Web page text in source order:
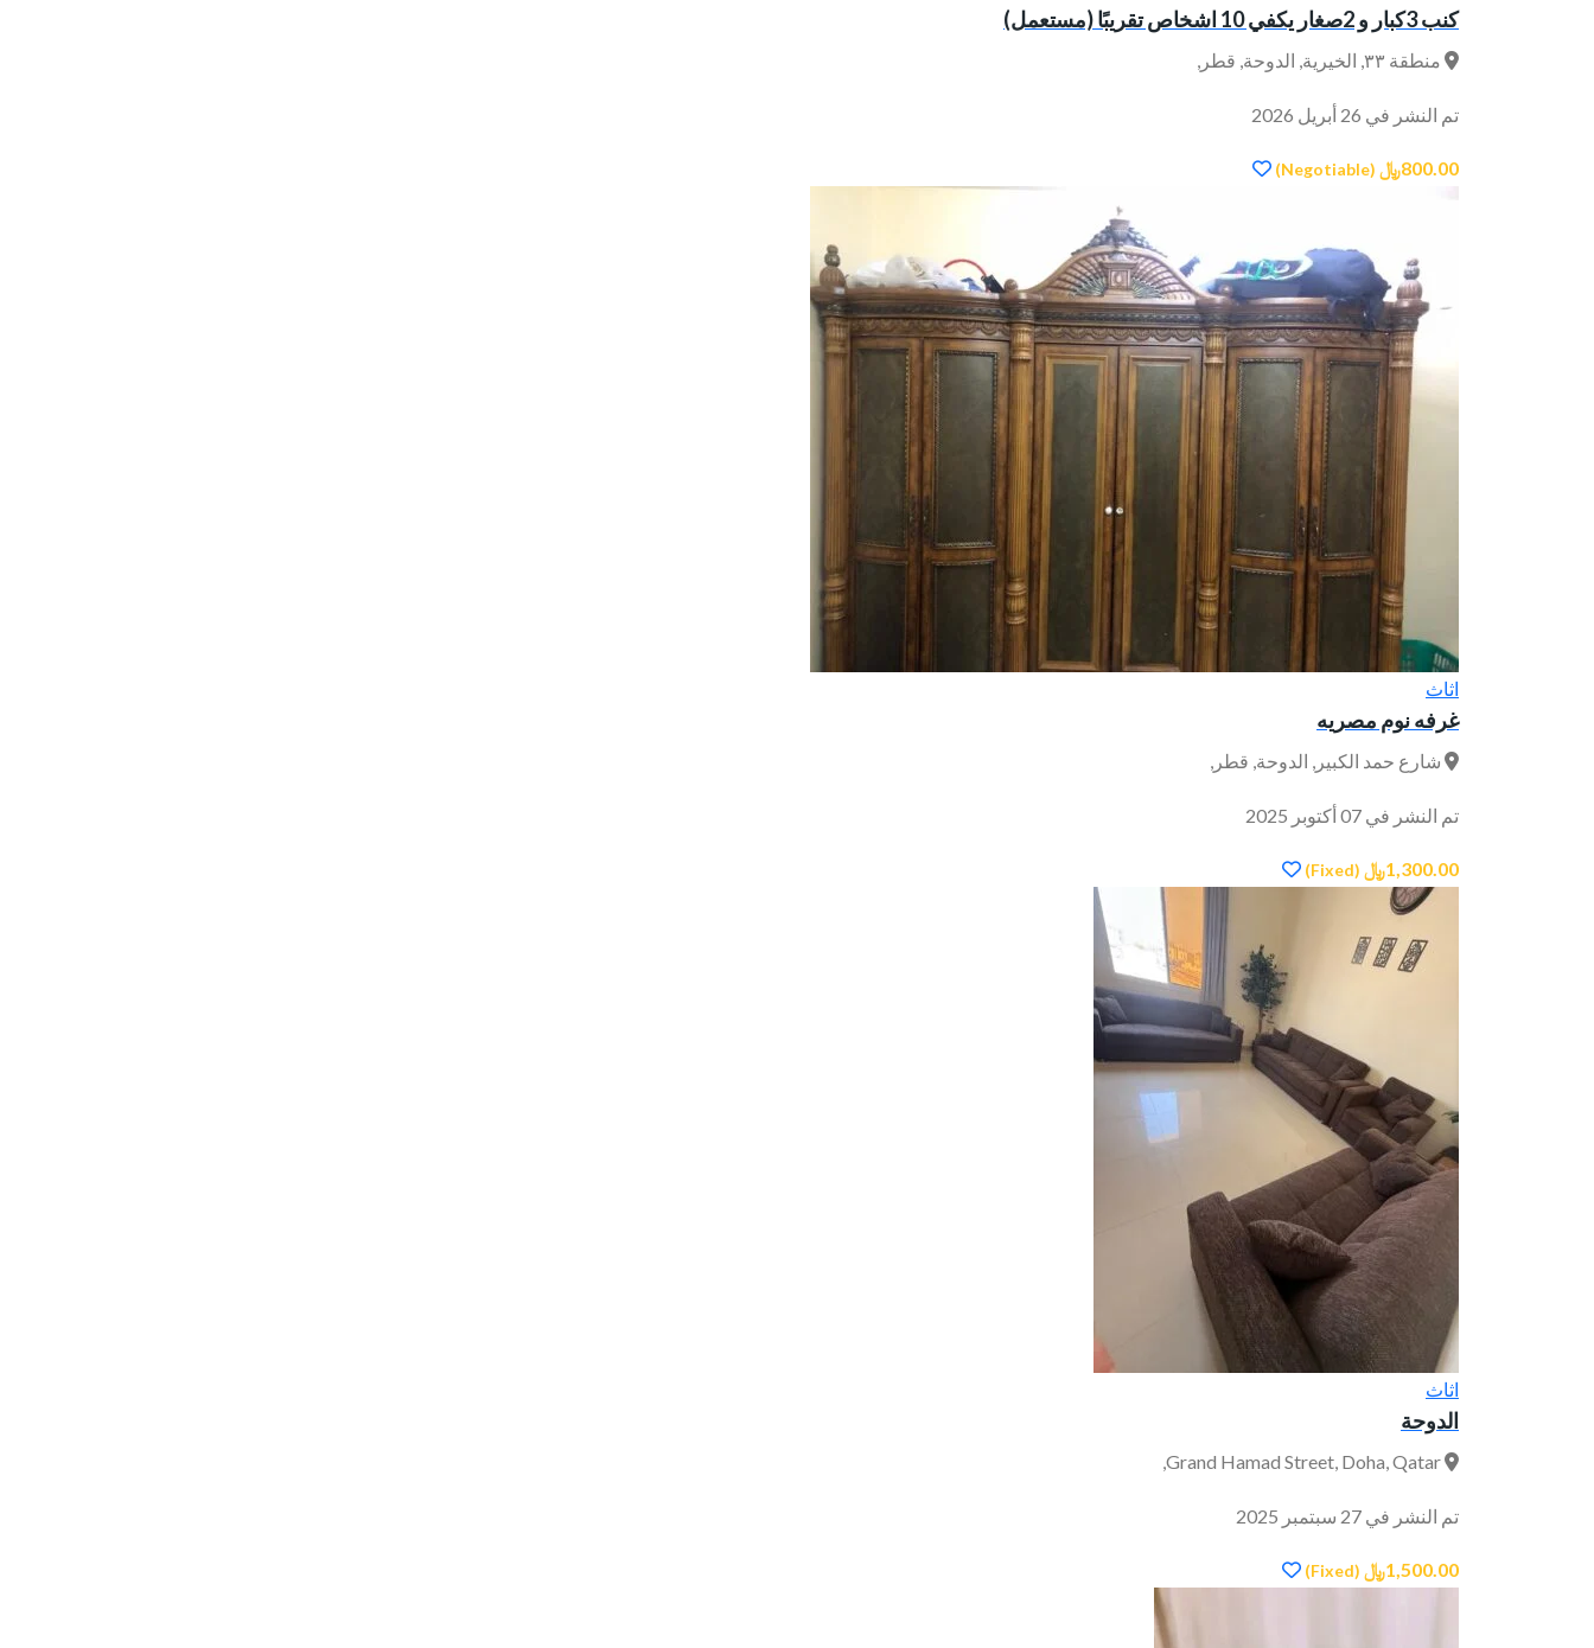
كنب 3كبار و 2صغار يكفي 10 اشخاص تقريبًا (مستعمل)
منطقة ۳۳, الخيرية, الدوحة, قطر,
تم النشر في 26 أبريل 2026
800.00﷼ (Negotiable)
اثاث
غرفه نوم مصريه
شارع حمد الكبير, الدوحة, قطر,
تم النشر في 07 أكتوبر 2025
1,300.00﷼ (Fixed)
اثاث
الدوحة
تم النشر في 27 سبتمبر 2025
1,500.00﷼ (Fixed)